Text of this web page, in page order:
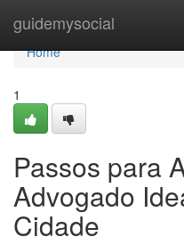
guidemysocial
Home
Home
1
Passos para
Advogado
Cidade